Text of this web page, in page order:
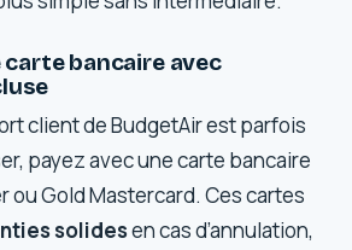
carte bancaire avec
client de BudgetAir est parfois
payez avec une carte bancaire
ou Gold Mastercard. Ces cartes
solidesen cas d’annulation,